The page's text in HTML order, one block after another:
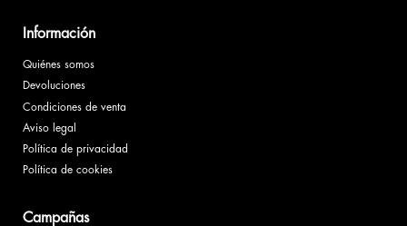
Información
Quiénes somos
Devoluciones
Condiciones de venta
Aviso legal
Política de privacidad
Política de cookies
Campañas